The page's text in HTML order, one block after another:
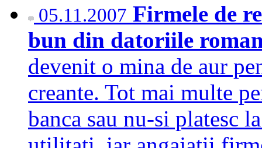
05.11.2007 Firmele de
bun din datoriile
devenit o mina de aur
creante. Tot mai multe
banca sau nu-si platesc